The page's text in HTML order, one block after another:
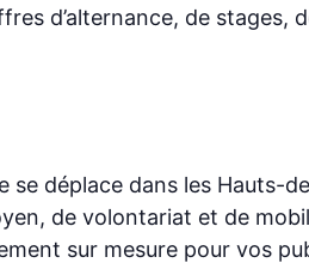
d’alternance, de stages,
se déplace dans les Hauts-
de volontariat et de
sur mesure pour vos